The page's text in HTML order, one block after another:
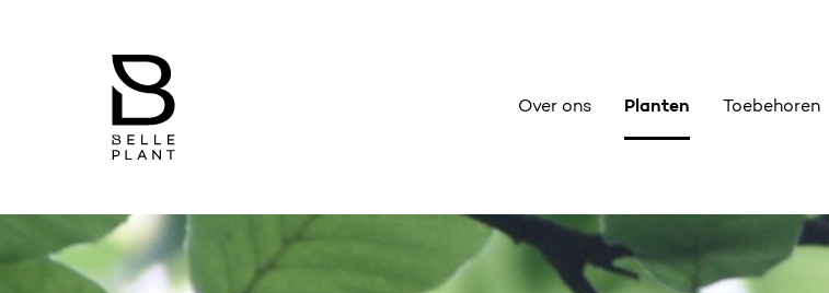
Over ons Planten Toebehoren